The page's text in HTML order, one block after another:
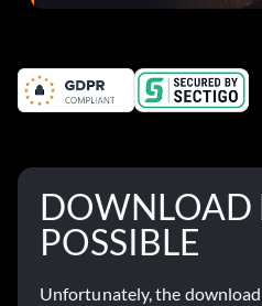
corrections dans la
DOWNLOAD
POSSIBLE
Unfortunately, the